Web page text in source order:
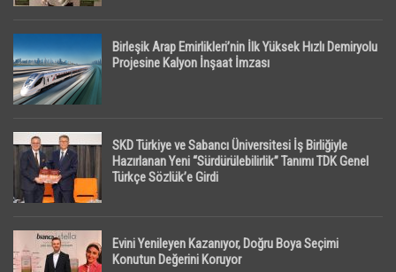
Birleşik Arap Emirlikleri’nin İlk Yüksek Hızlı Demiryolu
Projesine Kalyon İnşaat İmzası
SKD Türkiye ve Sabancı Üniversitesi İş Birliğiyle
Hazırlanan Yeni “Sürdürülebilirlik” Tanımı TDK Genel
Türkçe Sözlük’e Girdi
Evini Yenileyen Kazanıyor, Doğru Boya Seçimi
Konutun Değerini Koruyor